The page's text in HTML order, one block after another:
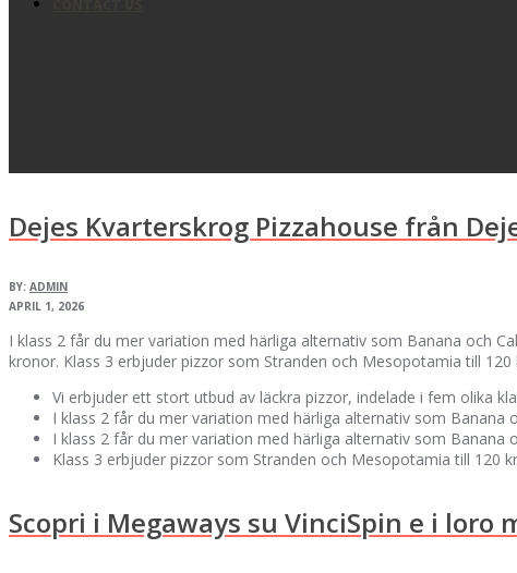
Dejes Kvarterskrog Pizzahouse från
BY: ADMIN
APRIL 1, 2026
I klass 2 får du mer variation med härliga alternativ som Banana och
kronor. Klass 3 erbjuder pizzor som Stranden och Mesopotamia till
Vi erbjuder ett stort utbud av läckra pizzor, indelade i fem olika
I klass 2 får du mer variation med härliga alternativ som Banana
I klass 2 får du mer variation med härliga alternativ som Banana
Klass 3 erbjuder pizzor som Stranden och Mesopotamia till 120
Scopri i Megaways su VinciSpin e i loro